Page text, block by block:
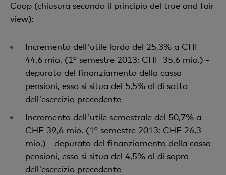
Coop (chiusura secondo il principio del true and fair
view):
Incremento dell'utile lordo del 25,3% a CHF
44,6 mio. (1° semestre 2013: CHF 35,6 mio.) -
depurato del finanziamento della cassa
pensioni, esso si situa del 5,5% al di sotto
dell'esercizio precedente
Incremento dell'utile semestrale del 50,7% a
CHF 39,6 mio. (1° semestre 2013: CHF 26,3
mio.) - depurato del finanziamento della cassa
pensioni, esso si situa del 4,5% al di sopra
dell'esercizio precedente